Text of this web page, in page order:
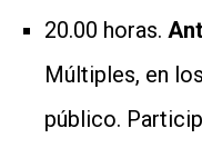
20.00 horas.
Múltiples, en
público.